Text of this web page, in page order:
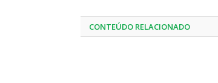
CONTEÚDO RELACIONADO